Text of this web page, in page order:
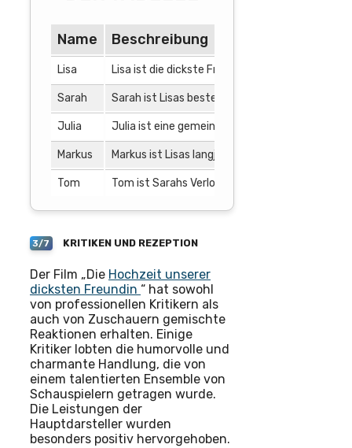
Name Beschreibung
Lisa Lisa ist die dickste Freundin und die
Sarah Sarah ist Lisas beste Freundin seit
Julia Julia ist eine gemeinsame Freundin von Lisa
Markus Markus ist Lisas langjähriger bester Freund.
Tom Tom ist Sarahs Verlobter und der Bräutigam
3/7 KRITIKEN UND REZEPTION
Der Film „Die Hochzeit unserer
dicksten Freundin “ hat sowohl
von professionellen Kritikern als
auch von Zuschauern gemischte
Reaktionen erhalten. Einige
Kritiker lobten die humorvolle und
charmante Handlung, die von
einem talentierten Ensemble von
Schauspielern getragen wurde.
Die Leistungen der
Hauptdarsteller wurden
besonders positiv hervorgehoben.